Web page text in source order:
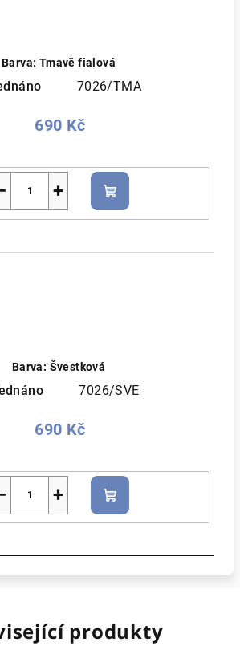
Barva: Tmavě fialová
7026/TMA
690 Kč
+
Do
košíku
Barva: Švestková
7026/SVE
690 Kč
+
Do
košíku
produkty